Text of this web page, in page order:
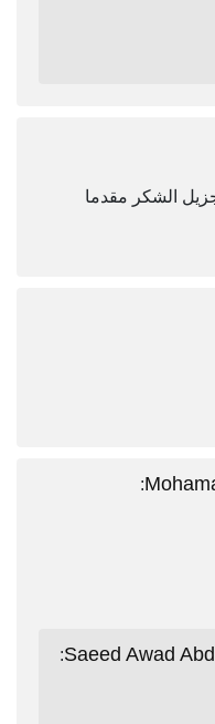
الشكر مقدما
:
Saeed Awad
: